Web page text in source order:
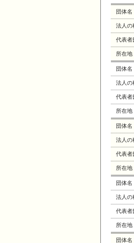
団体名
法人の
代表者
所在地
団体名
法人の
代表者
所在地
団体名
法人の
代表者
所在地
団体名
法人の
代表者
所在地
団体名